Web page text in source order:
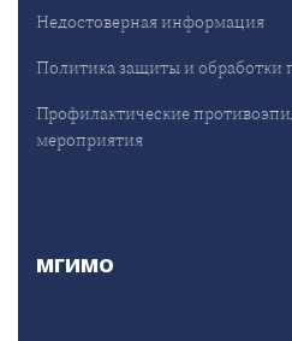
Недостоверная информация
Политика защиты и обработки
Профилактические
мероприятия
МГИМО